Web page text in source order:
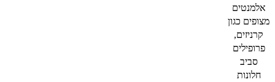
אלמנטים
מצופים כגון
קרניזים,
פרופילים
סביב
חלונות